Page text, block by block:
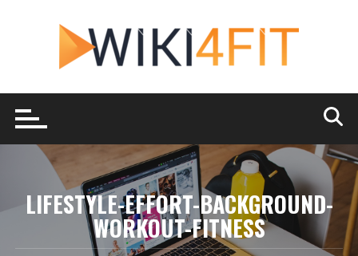
conteúdo
LIFESTYLE-EFFORT-BACKGROUND-
WORKOUT-FITNESS